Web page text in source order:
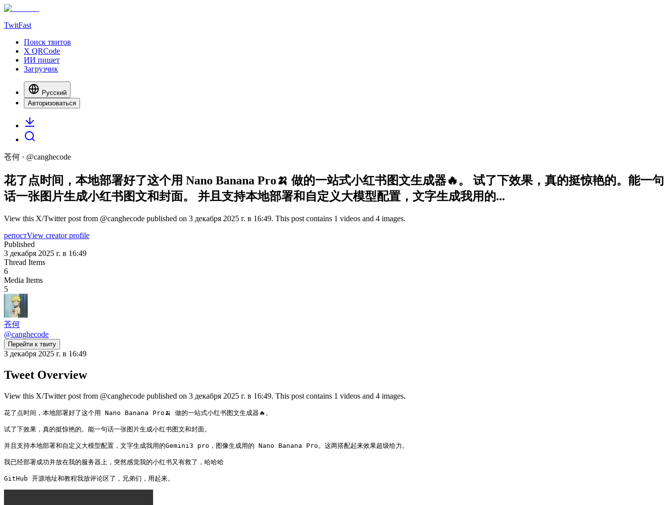
TwitFast
Поиск твитов
X QRCode
ИИ пишет
Загрузчик
Русский
Авторизоваться
苍何 · @canghecode
花了点时间，本地部署好了这个用 Nano Banana Pro🍌 做的一站式小红书图文生成器🔥。 试了下效果，真的挺惊艳的。能一句
话一张图片生成小红书图文和封面。 并且支持本地部署和自定义大模型配置，文字生成我用的...
View this X/Twitter post from @canghecode published on 3 декабря 2025 г. в 16:49. This post contains 1 videos and 4 images.
репостView creator profile
Published
3 декабря 2025 г. в 16:49
Thread Items
6
Media Items
5
苍何
@canghecode
Перейти к твиту
3 декабря 2025 г. в 16:49
Tweet Overview
View this X/Twitter post from @canghecode published on 3 декабря 2025 г. в 16:49. This post contains 1 videos and 4 images.
花了点时间，本地部署好了这个用 Nano Banana Pro🍌 做的一站式小红书图文生成器🔥。
试了下效果，真的挺惊艳的。能一句话一张图片生成小红书图文和封面。
并且支持本地部署和自定义大模型配置，文字生成我用的Gemini3 pro，图像生成用的 Nano Banana Pro。这两搭配起来效果超级给力。
我已经部署成功并放在我的服务器上，突然感觉我的小红书又有救了，哈哈哈
GitHub 开源地址和教程我放评论区了，兄弟们，用起来。